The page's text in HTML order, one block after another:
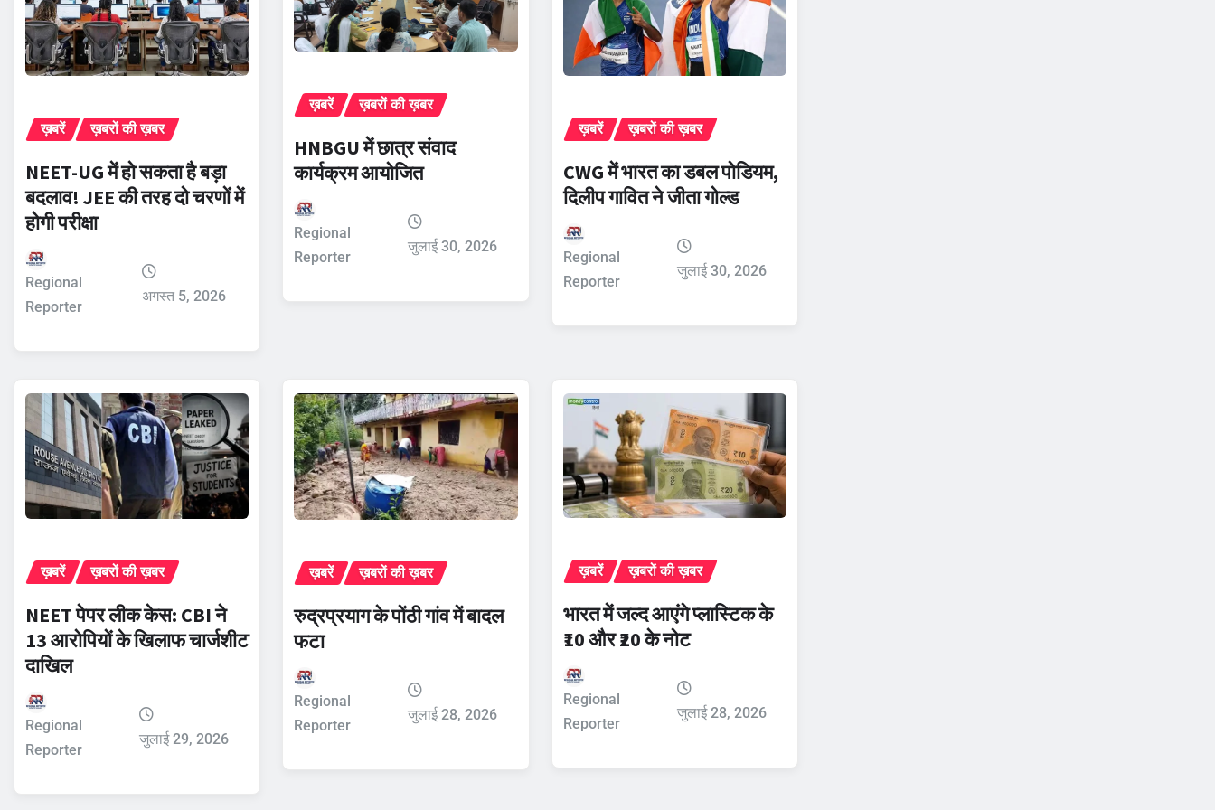
ख़बरें ख़बरों की ख़बर
NEET-UG में हो सकता है बड़ा
बदलाव! JEE की तरह दो चरणों में
होगी परीक्षा
Regional
Reporter
अगस्त 5, 2026
ख़बरें ख़बरों की ख़बर
HNBGU में छात्र संवाद
कार्यक्रम आयोजित
Regional
Reporter
जुलाई 30, 2026
ख़बरें ख़बरों की ख़बर
CWG में भारत का डबल पोडियम,
दिलीप गावित ने जीता गोल्ड
Regional
Reporter
जुलाई 30, 2026
ख़बरें ख़बरों की ख़बर
NEET पेपर लीक केस: CBI ने
13 आरोपियों के खिलाफ चार्जशीट
दाखिल
Regional
Reporter
जुलाई 29, 2026
ख़बरें ख़बरों की ख़बर
रुद्रप्रयाग के पोंठी गांव में बादल
फटा
Regional
Reporter
जुलाई 28, 2026
ख़बरें ख़बरों की ख़बर
भारत में जल्द आएंगे प्लास्टिक के
₹10 और ₹20 के नोट
Regional
Reporter
जुलाई 28, 2026